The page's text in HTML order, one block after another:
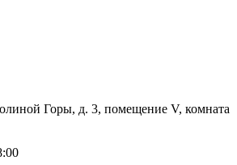
Горы, д. 3, помещение V, комната